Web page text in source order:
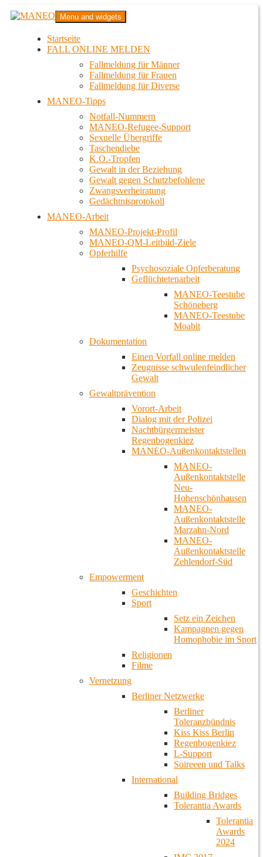
Zum
InhaltMANEO
Das schwule Anti-Gewalt-Projekt in Berlin
Menu and widgets
Startseite
FALL ONLINE MELDEN
Fallmeldung für Männer
Fallmeldung für Frauen
Fallmeldung für Diverse
MANEO-Tipps
Notfall-Nummern
MANEO-Refugee-Support
Sexuelle Übergriffe
Taschendiebe
K.O.-Tropfen
Gewalt in der Beziehung
Gewalt gegen Schutzbefohlene
Zwangsverheiratung
Gedächtnisprotokoll
MANEO-Arbeit
MANEO-Projekt-Profil
MANEO-QM-Leitbild-Ziele
Opferhilfe
Psychosoziale Opferberatung
Geflüchtetenarbeit
MANEO-Teestube
Schöneberg
MANEO-Teestube
Moabit
Dokumentation
Einen Vorfall online melden
Zeugnisse schwulenfeindlicher
Gewalt
Gewaltprävention
Vorort-Arbeit
Dialog mit der Polizei
Nachtbürgermeister
Regenbogenkiez
MANEO-Außenkontaktstellen
MANEO-
Außenkontaktstelle
Neu-
Hohenschönhausen
MANEO-
Außenkontaktstelle
Marzahn-Nord
MANEO-
Außenkontaktstelle
Zehlendorf-Süd
Empowerment
Geschichten
Sport
Setz ein Zeichen
Kampagnen gegen
Homophobie im Sport
Religionen
Filme
Vernetzung
Berliner Netzwerke
Berliner
Toleranzbündnis
Kiss Kiss Berlin
Regenbogenkiez
L-Support
Soireeen und Talks
International
Building Bridges
Tolerantia Awards
Tolerantia
Awards
2024